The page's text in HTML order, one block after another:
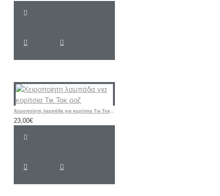
Χειροποίητη λαμπάδα για κορίτσια Τικ Τοκ ροζ
23,00€